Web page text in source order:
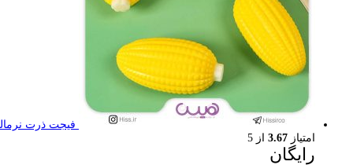
فیجت ذرت
امتیاز 3.67 از 5
رایگان